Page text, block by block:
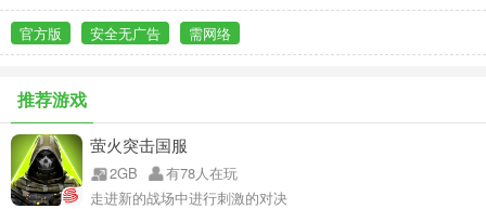
官方版 安全无广告 需网络
推荐游戏
萤火突击国服
2GB
有78人在玩
走进新的战场中进行刺激的对决